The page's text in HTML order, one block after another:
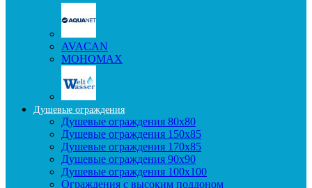
AVACAN
МОНОМАХ
Душевые ограждения
Душевые ограждения 80x80
Душевые ограждения 150x85
Душевые ограждения 170x85
Душевые ограждения 90x90
Душевые ограждения 100x100
Ограждения с высоким поддоном